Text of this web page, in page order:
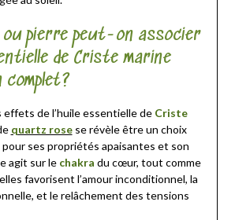
ou pierre peut-on associer
de Criste marine
complet?
effets de l’huile essentielle de Criste
quartz rosese révèle être un choix
ses propriétés apaisantes et son
agit sur le chakra du cœur, tout comme
favorisent l’amour inconditionnel, la
et le relâchement des tensions